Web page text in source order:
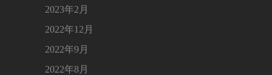
2023年2月
2022年12月
2022年9月
2022年8月